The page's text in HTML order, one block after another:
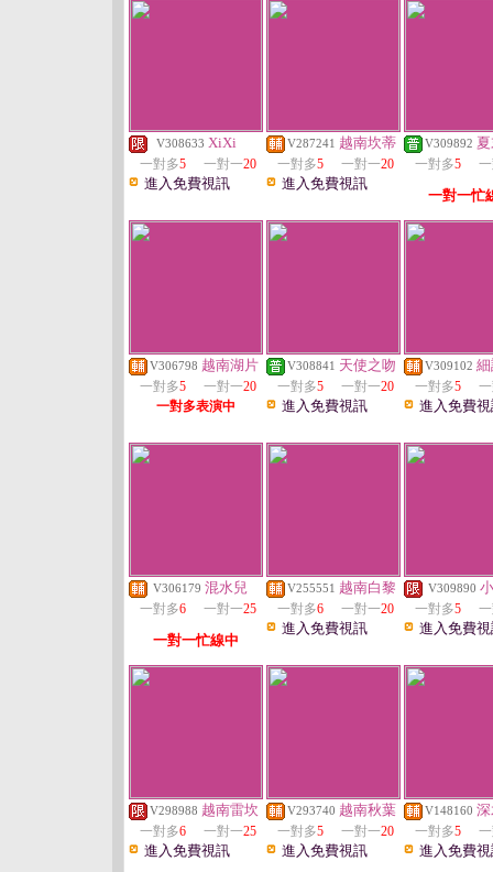
V308633 XiXi
一對多5 一對一20
進入免費視訊
V287241 越南坎蒂
一對多5 一對一20
進入免費視訊
V309892
一對多5
一對一忙
V306798 越南湖片
一對多5 一對一20
一對多表演中
V308841 天使之吻
一對多5 一對一20
進入免費視訊
V309102
一對多5
進入免費
V306179 混水兒
一對多6 一對一25
一對一忙線中
V255551 越南白黎
一對多6 一對一20
進入免費視訊
V309890
一對多5
進入免費
V298988 越南雷坎
一對多6 一對一25
進入免費視訊
V293740 越南秋葉
一對多5 一對一20
進入免費視訊
V148160
一對多5
進入免費